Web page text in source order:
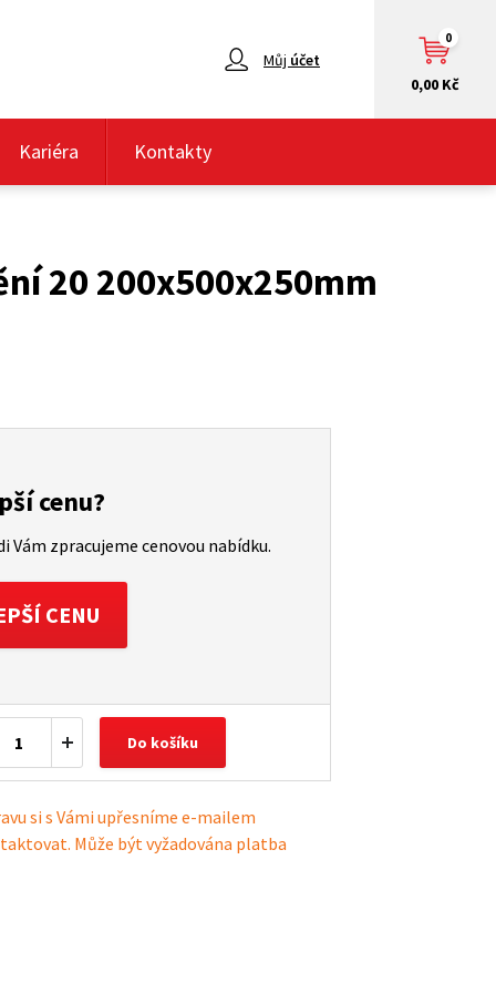
0,00 Kč
0
Můj účet
Kariéra Kontakty
20 200x500x250mm
cenu?
Vám zpracujeme cenovou nabídku.
CENU
Do košíku
si s Vámi upřesníme e-mailem
Může být vyžadována platba